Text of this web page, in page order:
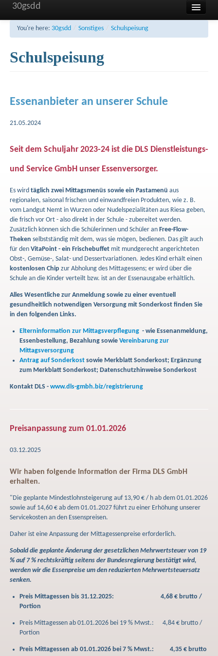
30gsdd
Aktuelles und Termine
FAQ
Kontakt
You're here: 30gsdd / Sonstiges / Schulspeisung
Schulspeisung
Essenanbieter an unserer Schule
21.05.2024
Seit dem Schuljahr 2023-24 ist die DLS Dienstleistungs-
und Service GmbH unser Essenversorger.
Es wird täglich zwei Mittagsmenüs sowie ein Pastamenü aus
regionalen, saisonal frischen und einwandfreien Produkten, wie z. B.
vom Landgut Nemt in Wurzen oder Nudelspezialitäten aus Riesa geben,
die frisch vor Ort - also direkt in der Schule - zubereitet werden.
Zusätzlich können sich die Schülerinnen und Schüler an Free-Flow-
Theken selbstständig mit dem, was sie mögen, bedienen. Das gilt auch
für den VitaPoint - ein Frischebuffet mit mundgerecht angerichteten
Obst-, Gemüse-, Salat- und Dessertvariationen. Jedes Kind erhält einen
kostenlosen Chip zur Abholung des Mittagessens; er wird über die
Schule an die Kinder verteilt bzw. ist an der Essenausgabe erhältlich.
Alles Wesentliche zur Anmeldung sowie zu einer eventuell
gesundheitlich notwendigen Versorgung mit Sonderkost finden Sie
in den folgenden Links.
Elterninformation zur Mittagsverpflegung - wie Essenanmeldung,
Essenbestellung, Bezahlung sowie Vereinbarung zur
Mittagsversorgung
Antrag auf Sonderkost sowie Merkblatt Sonderkost; Ergänzung
zum Merkblatt Sonderkost; Datenschutzhinweise Sonderkost
Kontakt DLS - www.dls-gmbh.biz/registrierung
Preisanpassung zum 01.01.2026
03.12.2025
Wir haben folgende Information der Firma DLS GmbH
erhalten.
"Die geplante Mindestlohnsteigerung auf 13,90 € / h ab dem 01.01.2026
sowie auf 14,60 € ab dem 01.01.2027 führt zu einer Erhöhung unserer
Servicekosten an den Essenspreisen.
Daher ist eine Anpassung der Mittagessenpreise erforderlich.
Sobald die geplante Änderung der gesetzlichen Mehrwertsteuer von 19
% auf 7 % rechtskräftig seitens der Bundesregierung bestätigt wird,
werden wir die Essenpreise um den reduzierten Mehrwertsteuersatz
senken.
Preis Mittagessen bis 31.12.2025: 4,68 € brutto /
Portion
Preis Mittagessen ab 01.01.2026 bei 19 % Mwst.: 4,84 € brutto /
Portion
Preis Mittagessen ab 01.01.2026 bei 7 % Mwst.: 4,35 € brutto